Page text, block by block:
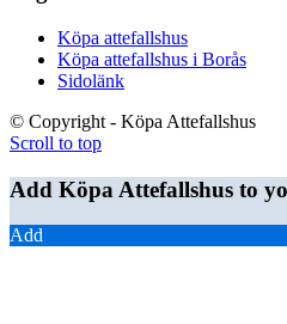
Köpa attefallshus
Köpa attefallshus i Borås
Sidolänk
© Copyright - Köpa Attefallshus
Scroll to top
Add Köpa Attefallshus to
Add